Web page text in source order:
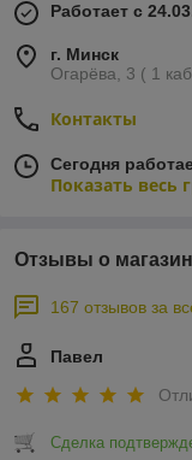
Работает с
г. Минск
Огарёва, 3 ( 1
Контакты
Сегодня
Показать весь
Отзывы о
167 отзывов за
Павел
Сделка